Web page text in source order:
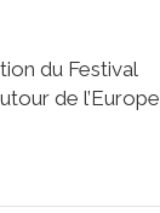
du Festival
de l’Europe